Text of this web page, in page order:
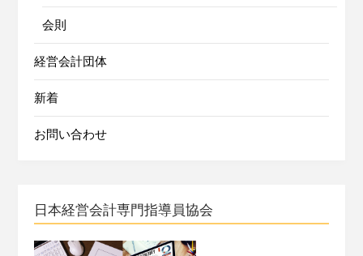
会則
経営会計団体
新着
お問い合わせ
日本経営会計専門指導員協会